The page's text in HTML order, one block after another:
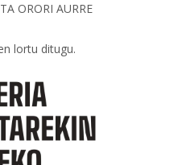
ORORI AURRE
lortu ditugu.